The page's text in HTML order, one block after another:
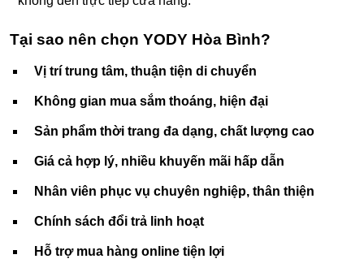
Tại sao nên chọn YODY Hòa Bình?
Vị trí trung tâm, thuận tiện di chuyển
Không gian mua sắm thoáng, hiện đại
Sản phẩm thời trang đa dạng, chất lượng cao
Giá cả hợp lý, nhiều khuyến mãi hấp dẫn
Nhân viên phục vụ chuyên nghiệp, thân thiện
Chính sách đổi trả linh hoạt
Hỗ trợ mua hàng online tiện lợi